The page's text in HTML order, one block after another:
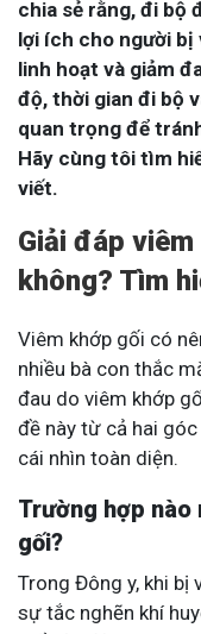
chia sẻ rằng, đi bộ
lợi ích cho người bị
linh hoạt và giảm
độ, thời gian đi bộ
quan trọng để
Hãy cùng tôi tìm
viết.
Giải đáp
không? Tìm
Viêm khớp gối có
nhiều bà con thắc
đau do viêm khớp
đề này từ cả hai
cái nhìn toàn diện.
Trường hợp
gối?
Trong Đông y, khi bị
sự tắc nghẽn khí